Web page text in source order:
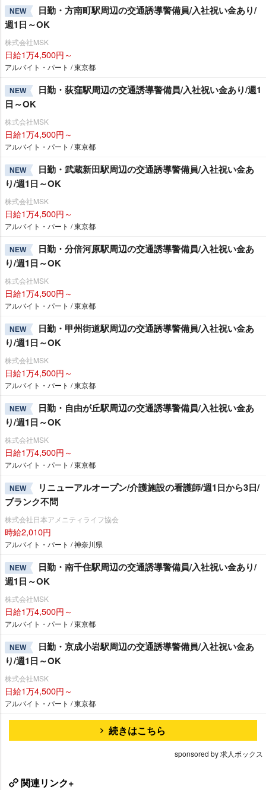
NEW
日勤・方南町駅周辺の交通誘導警備員/入社祝い金あり/
週1日～OK
株式会社MSK
日給1万4,500円～
アルバイト・パート / 東京都
NEW
日勤・荻窪駅周辺の交通誘導警備員/入社祝い金あり/週1
日～OK
株式会社MSK
日給1万4,500円～
アルバイト・パート / 東京都
NEW
日勤・武蔵新田駅周辺の交通誘導警備員/入社祝い金あ
り/週1日～OK
株式会社MSK
日給1万4,500円～
アルバイト・パート / 東京都
NEW
日勤・分倍河原駅周辺の交通誘導警備員/入社祝い金あ
り/週1日～OK
株式会社MSK
日給1万4,500円～
アルバイト・パート / 東京都
NEW
日勤・甲州街道駅周辺の交通誘導警備員/入社祝い金あ
り/週1日～OK
株式会社MSK
日給1万4,500円～
アルバイト・パート / 東京都
NEW
日勤・自由が丘駅周辺の交通誘導警備員/入社祝い金あ
り/週1日～OK
株式会社MSK
日給1万4,500円～
アルバイト・パート / 東京都
NEW
リニューアルオープン/介護施設の看護師/週1日から3日/
ブランク不問
株式会社日本アメニティライフ協会
時給2,010円
アルバイト・パート / 神奈川県
NEW
日勤・南千住駅周辺の交通誘導警備員/入社祝い金あり/
週1日～OK
株式会社MSK
日給1万4,500円～
アルバイト・パート / 東京都
NEW
日勤・京成小岩駅周辺の交通誘導警備員/入社祝い金あ
り/週1日～OK
株式会社MSK
日給1万4,500円～
アルバイト・パート / 東京都
続きはこちら
sponsored by 求人ボックス
関連リンク+